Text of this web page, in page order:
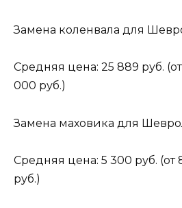
Замена коленвала для
Средняя цена: 25 889 руб.
000 руб.)
Замена маховика для
Средняя цена: 5 300 руб. (от
руб.)